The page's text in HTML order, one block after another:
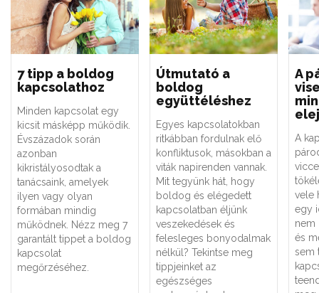
7 tipp a boldog
kapcsolathoz
Minden kapcsolat egy
kicsit másképp működik.
Évszázadok során
azonban
kikristályosodtak a
tanácsaink, amelyek
ilyen vagy olyan
formában mindig
működnek. Nézz meg 7
garantált tippet a boldog
kapcsolat
megőrzéséhez.
Útmutató a
boldog
együttéléshez
Egyes kapcsolatokban
ritkábban fordulnak elő
konfliktusok, másokban a
viták napirenden vannak.
Mit tegyünk hát, hogy
boldog és elégedett
kapcsolatban éljünk
veszekedések és
felesleges bonyodalmak
nélkül? Tekintse meg
tippjeinket az
egészséges
A
A
vele
egy
nem
és
sem